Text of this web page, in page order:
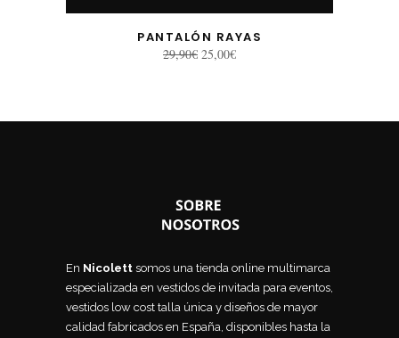
PANTALÓN RAYAS
29,90€ El
precio
25,00€El
En Nicolett somos una tienda online multimarca
especializada en vestidos de invitada para eventos,
vestidos low cost talla única y diseños de mayor
calidad fabricados en España, disponibles hasta la